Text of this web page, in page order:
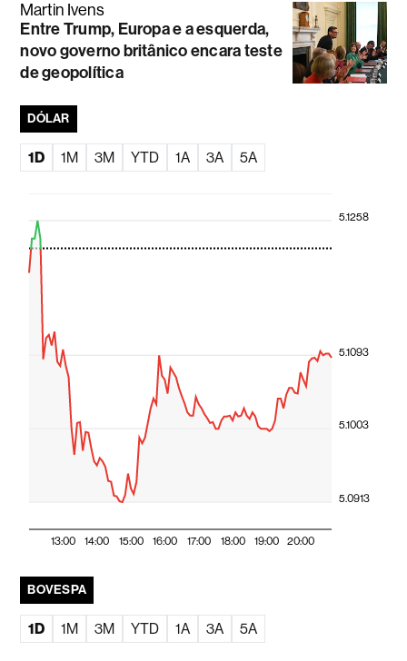
Martin Ivens
Entre Trump, Europa e a esquerda,
novo governo britânico encara teste
de geopolítica
DÓLAR
1D 1M 3M YTD 1A 3A 5A
13:00 14:00 15:00 16:00 17:00 18:00 19:00 20:00
5.0913
5.1003
5.1093
5.1258
BOVESPA
1D 1M 3M YTD 1A 3A 5A